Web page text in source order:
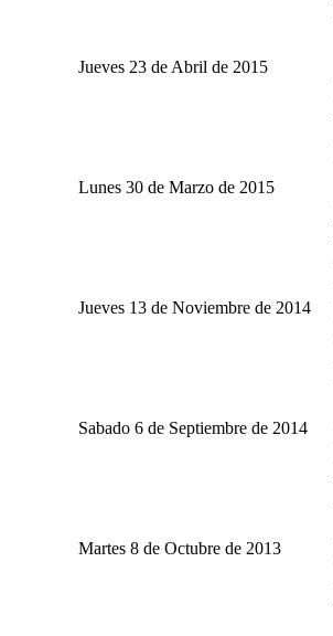
Jueves 23 de Abril de 2015
Lunes 30 de Marzo de 2015
Jueves 13 de Noviembre de 2014
Sabado 6 de Septiembre de 2014
Martes 8 de Octubre de 2013